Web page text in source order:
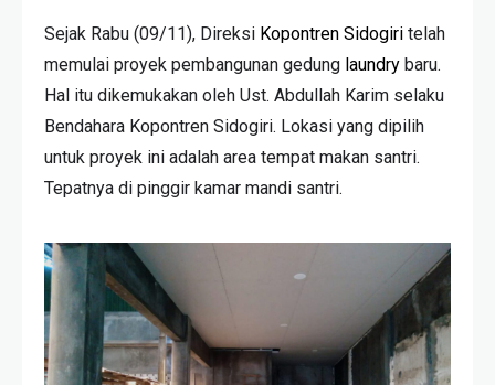
Sejak Rabu (09/11), Direksi Kopontren Sidogiri telah
memulai proyek pembangunan gedung laundry baru.
Hal itu dikemukakan oleh Ust. Abdullah Karim selaku
Bendahara Kopontren Sidogiri. Lokasi yang dipilih
untuk proyek ini adalah area tempat makan santri.
Tepatnya di pinggir kamar mandi santri.